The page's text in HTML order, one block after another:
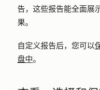
告，这些报告能全面展
果。
自定义报告后，您可以
盘中。